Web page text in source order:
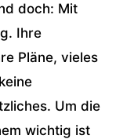
doch: Mit
Ihre
Pläne, vieles
Um die
wichtig ist